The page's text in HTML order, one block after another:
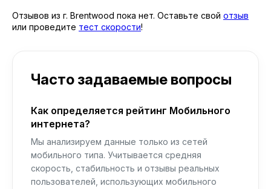
Отзывов из г. Brentwood пока нет. Оставьте свой отзыв
или проведите тест скорости!
Часто задаваемые вопросы
Как определяется рейтинг Мобильного
интернета?
Мы анализируем данные только из сетей
мобильного типа. Учитывается средняя
скорость, стабильность и отзывы реальных
пользователей, использующих мобильного